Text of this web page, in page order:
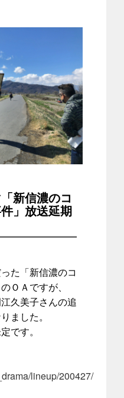
新信濃のコ
」放送延期
た「新信濃のコ
ＯＡですが、
久美子さんの追
ました。
です。
lineup/200427/